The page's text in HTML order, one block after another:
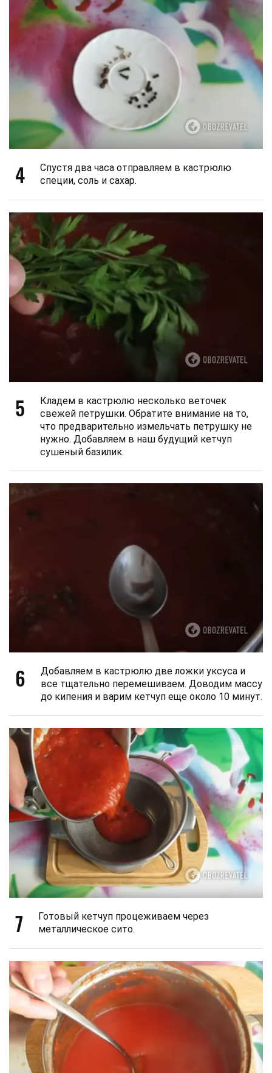
4
Спустя два часа отправляем в кастрюлю
специи, соль и сахар.
5
Кладем в кастрюлю несколько веточек
свежей петрушки. Обратите внимание на то,
что предварительно измельчать петрушку не
нужно. Добавляем в наш будущий кетчуп
сушеный базилик.
6
Добавляем в кастрюлю две ложки уксуса и
все тщательно перемешиваем. Доводим массу
до кипения и варим кетчуп еще около 10 минут.
7
Готовый кетчуп процеживаем через
металлическое сито.